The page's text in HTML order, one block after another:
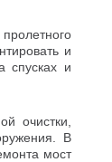
и
спусках и
очистки,
В
мост